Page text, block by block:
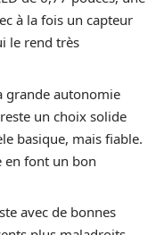
à la fois un capteur
le rend très
grande autonomie
un choix solide
basique, mais fiable.
en font un bon
avec de bonnes